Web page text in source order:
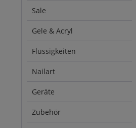
Sale
Gele & Acryl
Flüssigkeiten
Nailart
Geräte
Zubehör